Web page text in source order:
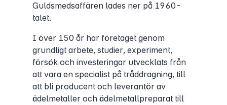
Guldsmedsaffären lades ner på 1960-
talet.
I över 150 år har företaget genom
grundligt arbete, studier, experiment,
försök och investeringar utvecklats från
att vara en specialist på tråddragning, till
att bli producent och leverantör av
ädelmetaller och ädelmetallpreparat till